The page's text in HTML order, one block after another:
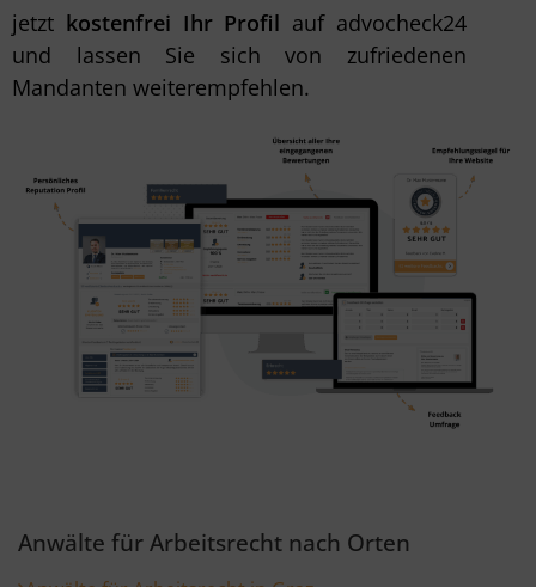
jetzt kostenfrei Ihr Profil auf advocheck24
und lassen Sie sich von zufriedenen
Mandanten weiterempfehlen.
Anwälte für Arbeitsrecht nach Orten